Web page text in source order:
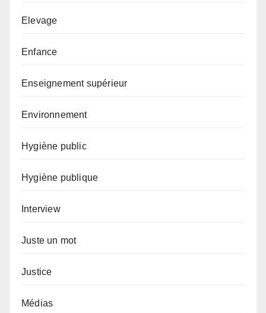
Elevage
Enfance
Enseignement supérieur
Environnement
Hygiène public
Hygiène publique
Interview
Juste un mot
Justice
Médias